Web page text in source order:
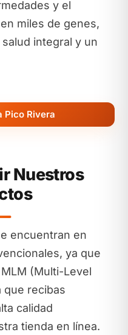
y el
miles de genes,
integral y un
Pico Rivera
Nuestros
encuentran en
ya que
(Multi-Level
que recibas
calidad
tienda en línea.